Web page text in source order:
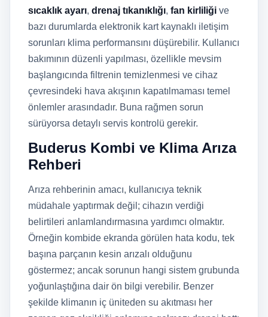
sıcaklık ayarı, drenaj tıkanıklığı, fan kirliliği ve
bazı durumlarda elektronik kart kaynaklı iletişim
sorunları klima performansını düşürebilir. Kullanıcı
bakımının düzenli yapılması, özellikle mevsim
başlangıcında filtrenin temizlenmesi ve cihaz
çevresindeki hava akışının kapatılmaması temel
önlemler arasındadır. Buna rağmen sorun
sürüyorsa detaylı servis kontrolü gerekir.
Buderus Kombi ve Klima Arıza
Rehberi
Arıza rehberinin amacı, kullanıcıya teknik
müdahale yaptırmak değil; cihazın verdiği
belirtileri anlamlandırmasına yardımcı olmaktır.
Örneğin kombide ekranda görülen hata kodu, tek
başına parçanın kesin arızalı olduğunu
göstermez; ancak sorunun hangi sistem grubunda
yoğunlaştığına dair ön bilgi verebilir. Benzer
şekilde klimanın iç üniteden su akıtması her